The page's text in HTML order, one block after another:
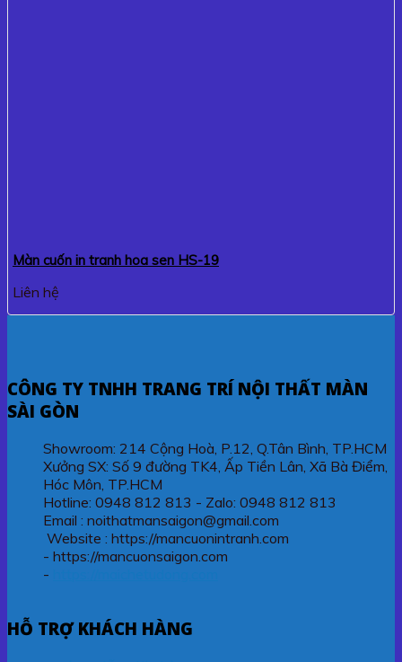
Màn cuốn in tranh hoa sen HS-19
Liên hệ
CÔNG TY TNHH TRANG TRÍ NỘI THẤT MÀN
SÀI GÒN
Showroom: 214 Cộng Hoà, P.12, Q.Tân Bình, TP.HCM
Xưởng SX: Số 9 đường TK4, Ấp Tiền Lân, Xã Bà Điểm,
Hóc Môn, TP.HCM
Hotline: 0948 812 813 - Zalo: 0948 812 813
Email : noithatmansaigon@gmail.com
Website : https://mancuonintranh.com
- https://mancuonsaigon.com
-
HỖ TRỢ KHÁCH HÀNG